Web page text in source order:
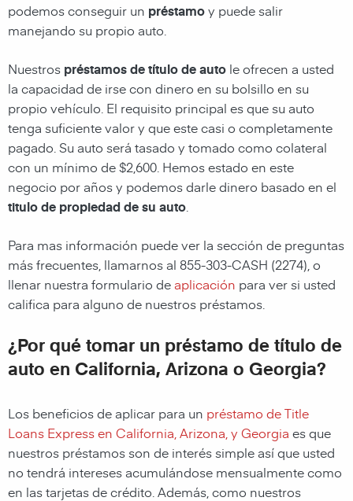
podemos conseguir un préstamoy puede salir
manejando su propio auto.
Nuestros préstamos de título de auto le ofrecen a usted
la capacidad de irse con dinero en su bolsillo en su
propio vehículo. El requisito principal es que su auto
tenga suficiente valor y que este casi o completamente
pagado. Su auto será tasado y tomado como colateral
con un mínimo de $2,600. Hemos estado en este
negocio por años y podemos darle dinero basado en el
titulo de propiedad de su auto
Para mas información puede ver la sección de preguntas
más frecuentes, llamarnos al 855-303-CASH (2274), o
llenar nuestra formulario deaplicación para ver si usted
califica para alguno de nuestros préstamos.
¿Por qué tomar un préstamo de título de
auto en California, Arizona o Georgia?
Los beneficios de aplicar para un préstamo de Title
Loans Express en California, Arizona, y Georgia es que
nuestros préstamos son de interés simple así que usted
no tendrá intereses acumulándose mensualmente como
en las tarjetas de crédito. Además, como nuestros